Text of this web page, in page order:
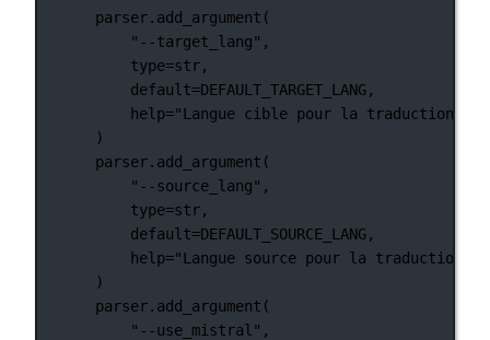
parser.add_argument(
"--target_lang" ,
type=str,
default=DEFAULT_TARGET_LANG,
help="Langue cible pour la traduction"
)
parser.add_argument(
"--source_lang" ,
type=str,
default=DEFAULT_SOURCE_LANG,
help="Langue source pour la traduction"
)
parser.add_argument(
"--use_mistral" ,